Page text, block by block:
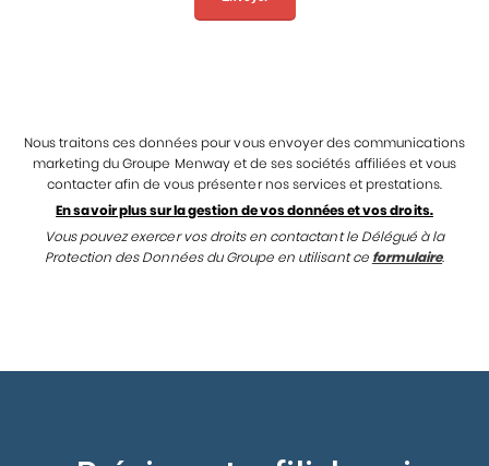
Nous traitons ces données pour vous envoyer des communications
marketing du Groupe Menway et de ses sociétés affiliées et vous
contacter afin de vous présenter nos services et prestations.
En savoir plus sur la gestion de vos données et vos droits.
Vous pouvez exercer vos droits en contactant le Délégué à la
Protection des Données du Groupe en utilisant ce formulaire.